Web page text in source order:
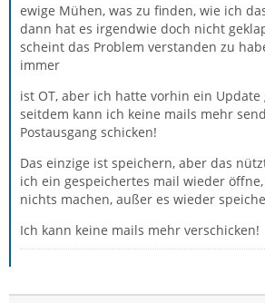
ewige Mühen, was zu finden, wie ich
dann hat es irgendwie doch nicht
scheint das Problem verstanden zu
immer
ist OT, aber ich hatte vorhin ein
seitdem kann ich keine mails mehr
Postausgang schicken!
Das einzige ist speichern, aber das
ich ein gespeichertes mail wieder
nichts machen, außer es wieder
Ich kann keine mails mehr verschicken!